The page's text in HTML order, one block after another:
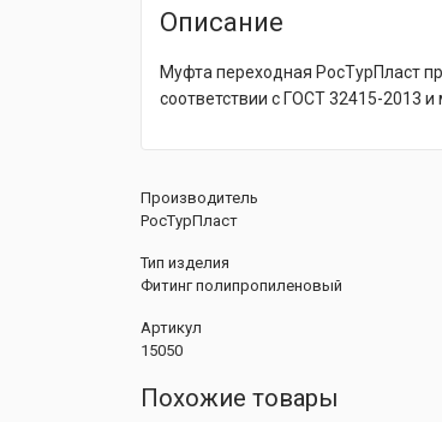
Описание
Муфта переходная РосТурПласт
соответствии с ГОСТ 32415-2013
Производитель
РосТурПласт
Тип изделия
Фитинг полипропиленовый
Артикул
15050
Похожие товары